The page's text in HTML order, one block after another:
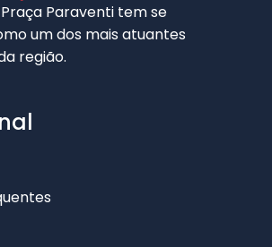
Paraventi tem se
um dos mais atuantes
região.